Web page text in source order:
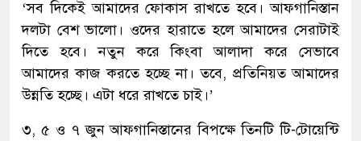
‘সব দিকেই আমাদের ফোকাস রাখতে হবে। আফগানিস্তান
দলটা বেশ ভালো। ওদের হারাতে হলে আমাদের সেরাটাই
দিতে হবে। নতুন করে কিংবা আলাদা করে সেভাবে
আমাদের কাজ করতে হচ্ছে না। তবে, প্রতিনিয়ত আমাদের
উন্নতি হচ্ছে। এটা ধরে রাখতে চাই।’
৩, ৫ ও ৭ জুন আফগানিস্তানের বিপক্ষে তিনটি টি-টোয়েন্টি